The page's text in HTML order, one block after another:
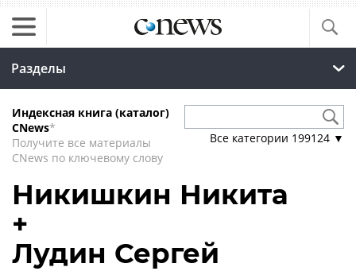
Разделы
Индексная книга (каталог)
CNews*
Получите все материалы
CNews по ключевому слову
Все категории 199124 ▼
Никишкин Никита
+
Лудин Сергей